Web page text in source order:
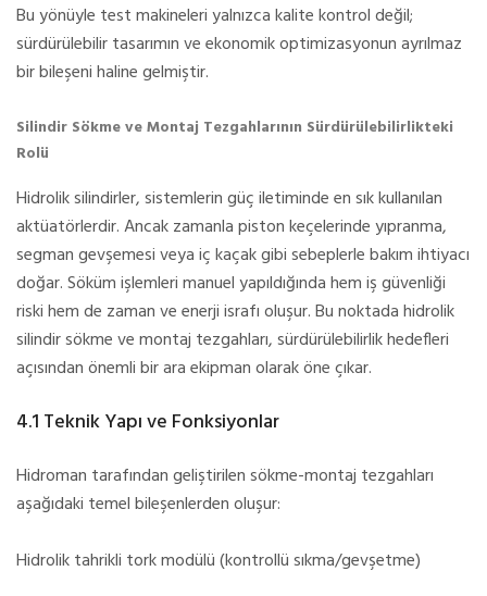
Bu yönüyle test makineleri yalnızca kalite kontrol değil;
sürdürülebilir tasarımın ve ekonomik optimizasyonun ayrılmaz
bir bileşeni haline gelmiştir.
Silindir Sökme ve Montaj Tezgahlarının Sürdürülebilirlikteki
Rolü
Hidrolik silindirler, sistemlerin güç iletiminde en sık kullanılan
aktüatörlerdir. Ancak zamanla piston keçelerinde yıpranma,
segman gevşemesi veya iç kaçak gibi sebeplerle bakım ihtiyacı
doğar. Söküm işlemleri manuel yapıldığında hem iş güvenliği
riski hem de zaman ve enerji israfı oluşur. Bu noktada hidrolik
silindir sökme ve montaj tezgahları, sürdürülebilirlik hedefleri
açısından önemli bir ara ekipman olarak öne çıkar.
4.1 Teknik Yapı ve Fonksiyonlar
Hidroman tarafından geliştirilen sökme-montaj tezgahları
aşağıdaki temel bileşenlerden oluşur:
Hidrolik tahrikli tork modülü (kontrollü sıkma/gevşetme)